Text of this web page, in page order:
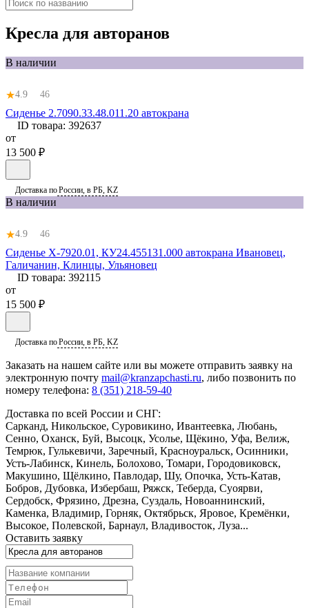
Кресла для авторанов
В наличии
★4.9 46
Сиденье 2.7090.33.48.011.20 автокрана
ID товара: 392637
от
13 500 ₽
Доставка поРоссии, в РБ, KZ
В наличии
★4.9 46
Сиденье Х-7920.01, КУ24.455131.000 автокрана Ивановец,
Галичанин, Клинцы, Ульяновец
ID товара: 392115
от
15 500 ₽
Доставка поРоссии, в РБ, KZ
Заказать на нашем сайте или вы можете отправить заявку на
электронную почту mail@kranzapchasti.ru, либо позвонить по
номеру телефона: 8 (351) 218-59-40
Доставка по всей России и СНГ:
Сарканд, Никольское, Суровикино, Ивантеевка, Любань,
Сенно, Оханск, Буй, Высоцк, Усолье, Щёкино, Уфа, Велиж,
Темрюк, Гулькевичи, Заречный, Красноуральск, Осинники,
Усть-Лабинск, Кинель, Болохово, Томари, Городовиковск,
Макушино, Щёлкино, Павлодар, Шу, Опочка, Усть-Катав,
Бобров, Дубовка, Избербаш, Ряжск, Теберда, Суоярви,
Сердобск, Фрязино, Дрезна, Суздаль, Новоаннинский,
Каменка, Владимир, Горняк, Октябрьск, Яровое, Кремёнки,
Высокое, Полевской, Барнаул, Владивосток, Луза...
Оставить заявку